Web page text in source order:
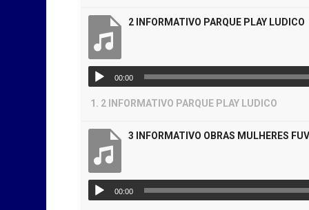
2 INFORMATIVO PARQUE PLAY LUDICO
00:00
1. 2 INFORMATIVO PARQUE PLAY LUDICO
3 INFORMATIVO OBRAS MULHERES
00:00